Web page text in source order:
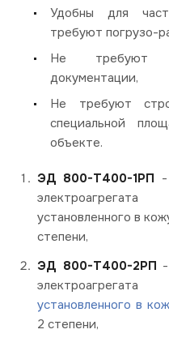
Удобны для
требуют погрузо-
Не требуют
документации,
Не требуют
специальной
объекте.
ЭД 800-Т400-1РП
установленного в
степени,
ЭД 800-Т400-2РП
установленного в
2 степени,